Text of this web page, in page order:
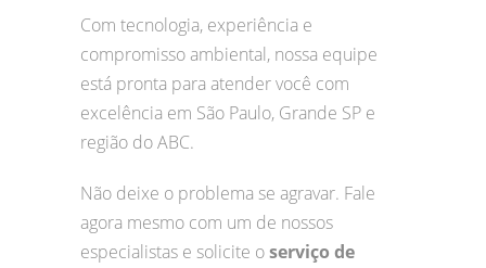
Com tecnologia, experiência e
compromisso ambiental, nossa equipe
está pronta para atender você com
excelência em São Paulo, Grande SP e
região do ABC.
Não deixe o problema se agravar. Fale
agora mesmo com um de nossos
especialistas e solicite oserviço de